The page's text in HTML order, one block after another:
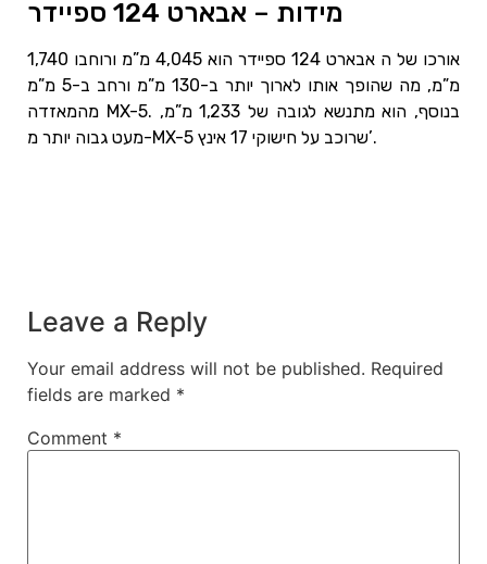
מידות – אבארט 124 ספיידר
אורכו של ה אבארט 124 ספיידר הוא 4,045 מ”מ ורוחבו 1,740
מ”מ, מה שהופך אותו לארוך יותר ב-130 מ”מ ורחב ב-5 מ”מ
מהמאזדה MX-5. בנוסף, הוא מתנשא לגובה של 1,233 מ”מ,
מעט גבוה יותר מ-MX-5 שרוכב על חישוקי 17 אינץ’.
Leave a Reply
Your email address will not be published. Required
fields are marked *
Comment *